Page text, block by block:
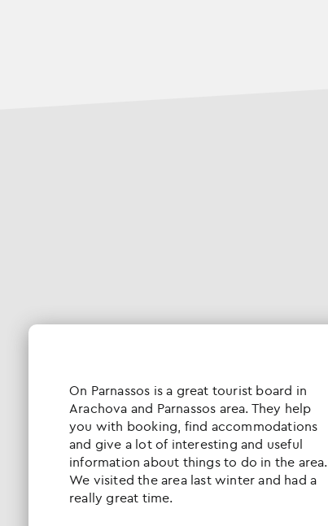
Οn Parnassos is a great tourist board in
Arachova and Parnassos area. They help
you with booking, find accommodations
and give a lot of interesting and useful
information about things to do in the area.
We visited the area last winter and had a
really great time.